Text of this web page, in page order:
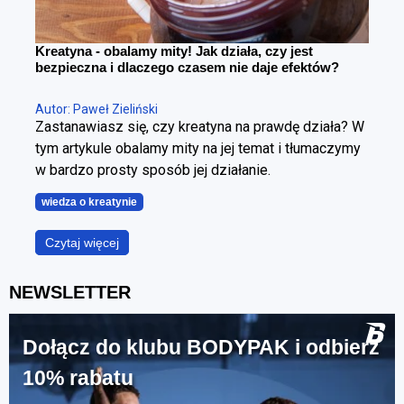
Kreatyna - obalamy mity! Jak działa, czy jest
bezpieczna i dlaczego czasem nie daje efektów?
Autor: Paweł Zieliński
Zastanawiasz się, czy kreatyna na prawdę działa? W
tym artykule obalamy mity na jej temat i tłumaczymy
w bardzo prosty sposób jej działanie.
wiedza o kreatynie
Czytaj więcej
NEWSLETTER
Dołącz do klubu BODYPAK i odbierz
10% rabatu